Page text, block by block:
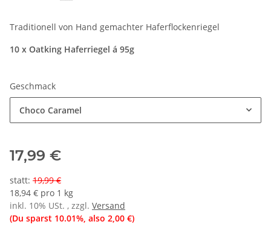
Traditionell von Hand gemachter Haferflockenriegel
10 x Oatking Haferriegel á 95g
Geschmack
Choco Caramel
17,99 €
statt: 19,99 €
18,94 € pro 1 kg
inkl. 10% USt. , zzgl. Versand
(Du sparst 10.01%, also 2,00 €)